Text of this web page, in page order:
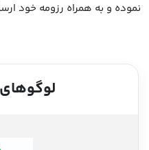
نموده و به همراه رزومه خود